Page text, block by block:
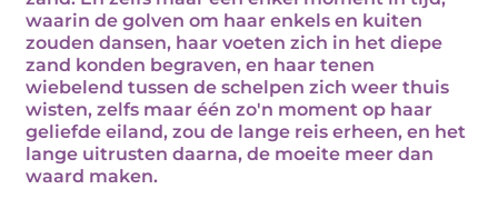
waarin de golven om haar enkels en kuiten
zouden dansen, haar voeten zich in het diepe
zand konden begraven, en haar tenen
wiebelend tussen de schelpen zich weer thuis
wisten, zelfs maar één zo'n moment op haar
geliefde eiland, zou de lange reis erheen, en het
lange uitrusten daarna, de moeite meer dan
waard maken.